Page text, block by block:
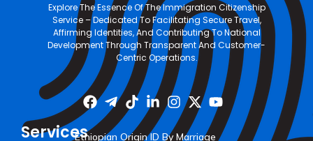
Explore The Essence Of The Immigration Citizenship
Service – Dedicated To Facilitating Secure Travel,
Affirming Identities, And Contributing To National
Development Through Transparent And Customer-
Centric Operations.
ServicesEthiopian Origin ID By Marriage